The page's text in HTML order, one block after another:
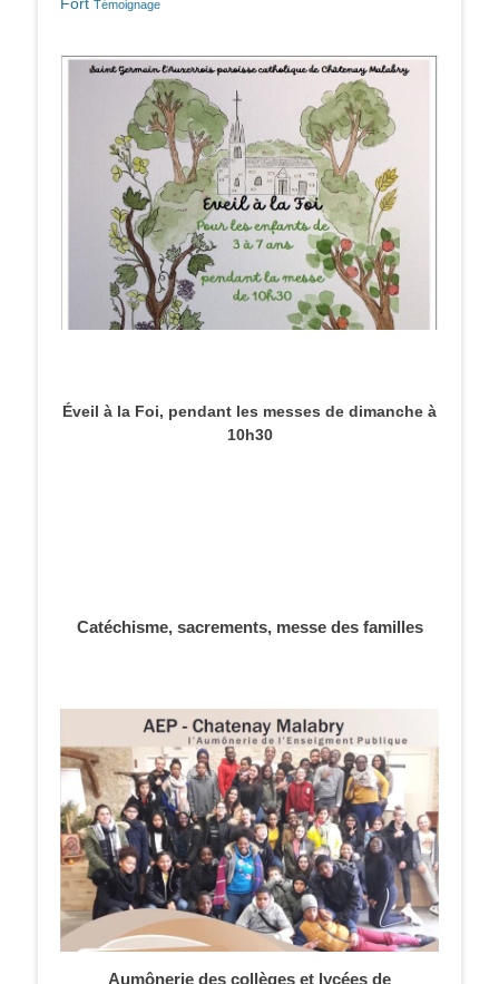
Témoignage
Éveil à la Foi, pendant les messes de dimanche à
10h30
Catéchisme, sacrements, messe des familles
Aumônerie des collèges et lycées de